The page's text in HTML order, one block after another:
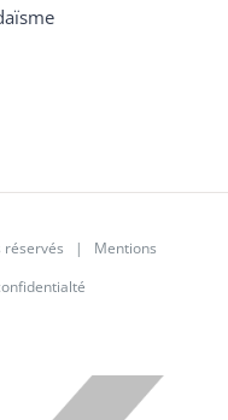
réservés | Mentions